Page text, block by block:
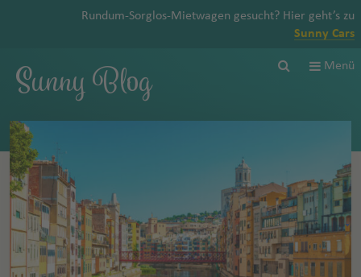
Rundum-Sorglos-Mietwagen gesucht? Hier geht’s zu
Sunny Cars
Sunny Blog Menü